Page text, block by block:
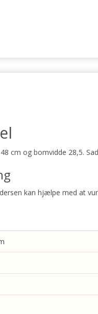
cm og bomvidde 28,5.
kan hjælpe med at